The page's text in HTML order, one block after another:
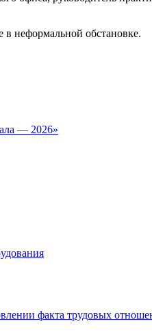
неформальной обстановке.
— 2026»
факта трудовых